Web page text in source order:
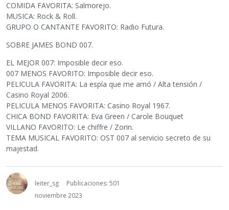
COMIDA FAVORITA: Salmorejo.
MUSICA: Rock & Roll.
GRUPO O CANTANTE FAVORITO: Radio Futura.
SOBRE JAMES BOND 007.
EL MEJOR 007: Imposible decir eso.
007 MENOS FAVORITO: Imposible decir eso.
PELICULA FAVORITA: La espía que me amó / Alta tensión /
Casino Royal 2006.
PELICULA MENOS FAVORITA: Casino Royal 1967.
CHICA BOND FAVORITA: Eva Green / Carole Bouquet
VILLANO FAVORITO: Le chiffre / Zorin.
TEMA MUSICAL FAVORITO: OST 007 al servicio secreto de su
majestad.
leiter_sg
Publicaciones: 501
noviembre 2023